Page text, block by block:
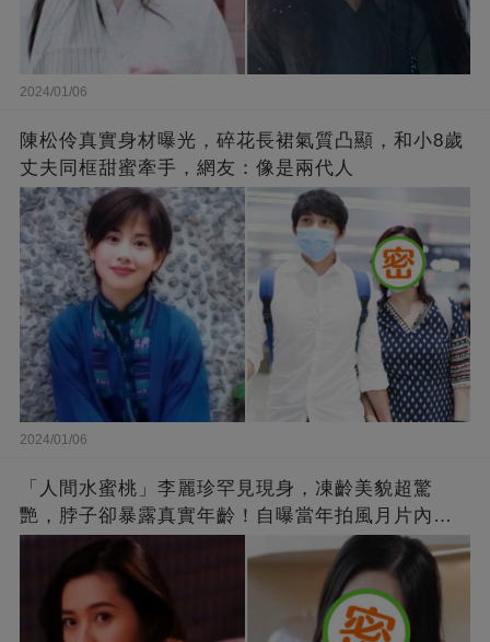
2024/01/06
陳松伶真實身材曝光，碎花長裙氣質凸顯，和小8歲
丈夫同框甜蜜牽手，網友：像是兩代人
2024/01/06
「人間水蜜桃」李麗珍罕見現身，凍齡美貌超驚
艷，脖子卻暴露真實年齡！自曝當年拍風月片內
幕，竟是因為「玉女當久了」？